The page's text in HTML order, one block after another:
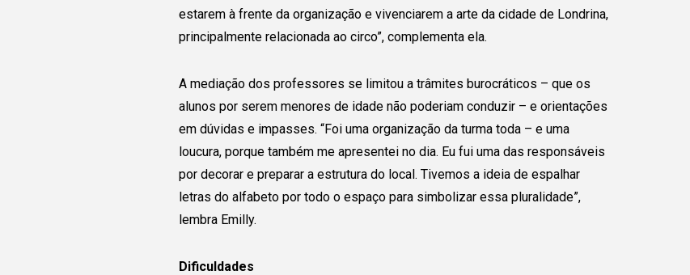
estarem à frente da organização e vivenciarem a arte da cidade de Londrina,
principalmente relacionada ao circo”, complementa ela.
A mediação dos professores se limitou a trâmites burocráticos – que os
alunos por serem menores de idade não poderiam conduzir – e orientações
em dúvidas e impasses. “Foi uma organização da turma toda – e uma
loucura, porque também me apresentei no dia. Eu fui uma das responsáveis
por decorar e preparar a estrutura do local. Tivemos a ideia de espalhar
letras do alfabeto por todo o espaço para simbolizar essa pluralidade”,
lembra Emilly.
Dificuldades